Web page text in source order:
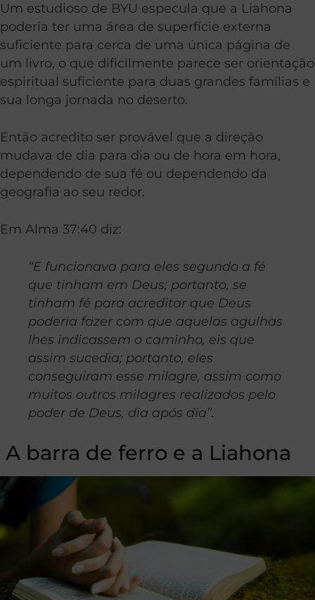
Um estudioso de BYU especula que a Liahona
poderia ter uma área de superfície externa
suficiente para cerca de uma única página de
um livro, o que dificilmente parece ser orientação
espiritual suficiente para duas grandes famílias e
sua longa jornada no deserto.
Então acredito ser provável que a direção
mudava de dia para dia ou de hora em hora,
dependendo de sua fé ou dependendo da
geografia ao seu redor.
Em Alma 37:40 diz:
“E funcionava para eles segundo a fé
que tinham em Deus; portanto, se
tinham fé para acreditar que Deus
poderia fazer com que aquelas agulhas
lhes indicassem o caminho, eis que
assim sucedia; portanto, eles
conseguiram esse milagre, assim como
muitos outros milagres realizados pelo
poder de Deus, dia após dia”.
A barra de ferro e a Liahona